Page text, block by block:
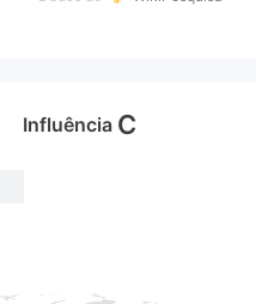
Influência C